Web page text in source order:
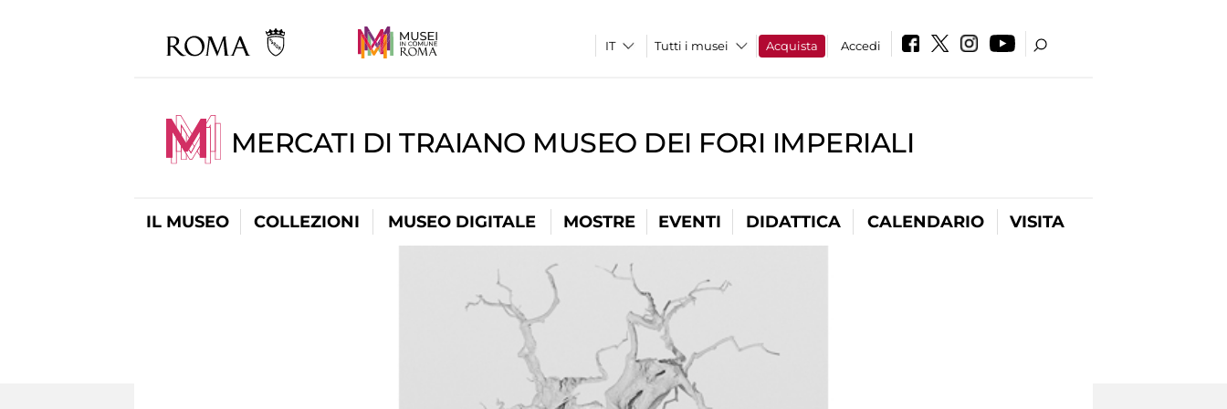
Tutti i musei Acquista Accedi
MERCATI DI TRAIANO MUSEO DEI FORI IMPERIALI
IL MUSEO COLLEZIONI MUSEO DIGITALE MOSTRE EVENTI DIDATTICA CALENDARIO VISITA